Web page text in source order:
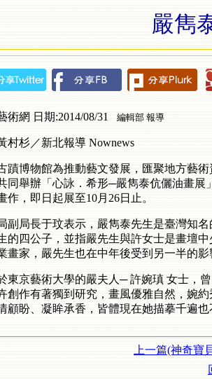
嚴雋
術網 日期:2014/08/31 編輯部 報導
村杉／新北報導 Nownews
蹟博物館為推動藝文發展，匯聚地方藝
同舉辦「心詠．希形─嚴雋泰伉儷油畫展
作，即日起展至10月26日止。
副局長于玟表示，嚴雋泰先生是臺灣知
的四公子，並指嚴先生與許女士是畫壇
畫家，嚴先生也在中年後受到另一半的
東京藝術大學的嚴夫人─ 許婉瑱 女士，
創作有著獨到研究，畫風優雅自然，婉
顧盼、凝眸承香，皆體現在她描摹千遍
上一篇(神奇寶